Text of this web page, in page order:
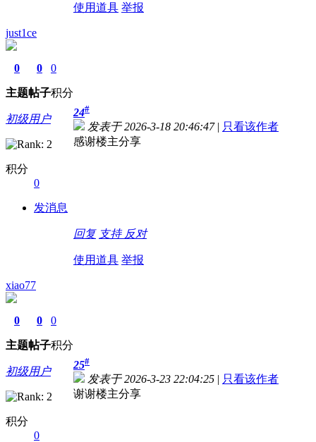
使用道具 举报
just1ce
0
主题
0
帖子
0
积分
初级用户
积分
0
发消息
24#
发表于 2026-3-18 20:46:47 | 只看该作者
感谢楼主分享
回复 支持 反对
使用道具 举报
xiao77
0
主题
0
帖子
0
积分
初级用户
积分
0
25#
发表于 2026-3-23 22:04:25 | 只看该作者
谢谢楼主分享